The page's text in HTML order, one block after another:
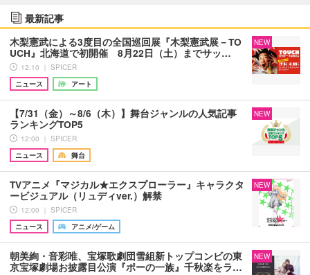
最新記事
木梨憲武による3度目の全国巡回展『木梨憲武展－TO
UCH』北海道で初開催 8月22日（土）までサッ…
12:10 ｜ SPICER
ニュース
アート
NEW
【7/31（金）～8/6（木）】舞台ジャンルの人気記事
ランキングTOP5
12:00 ｜ SPICER
ニュース
舞台
NEW
TVアニメ『マジカル★エクスプローラー』キャラクタ
ービジュアル（リュディver.）解禁
12:00 ｜ SPICER
ニュース
アニメ/ゲーム
NEW
朝美絢・音彩唯、宝塚歌劇団雪組新トップコンビの東
京宝塚劇場お披露目公演『ポーの一族』千秋楽をラ…
NEW